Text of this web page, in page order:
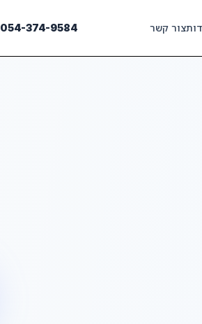
צור קשר 054-374-9584